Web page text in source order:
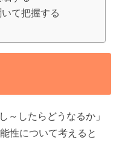
て把握する
～したらどうなるか」
性について考えると